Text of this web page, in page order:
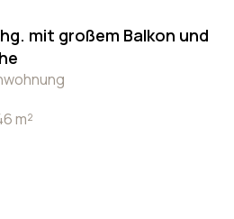
mit großem Balkon und
m²